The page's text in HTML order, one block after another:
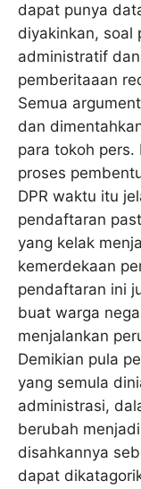
dapat punya
diyakinkan, soal
administratif
pemberitaaan
Semua
dan
para tokoh pers.
proses
DPR waktu itu
pendaftaran
yang kelak
kemerdekaan
pendaftaran ini
buat warga
menjalankan
Demikian pula
yang semula
administrasi,
berubah
disahkannya
dapat